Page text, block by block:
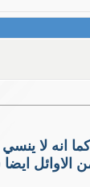
كما انه لا